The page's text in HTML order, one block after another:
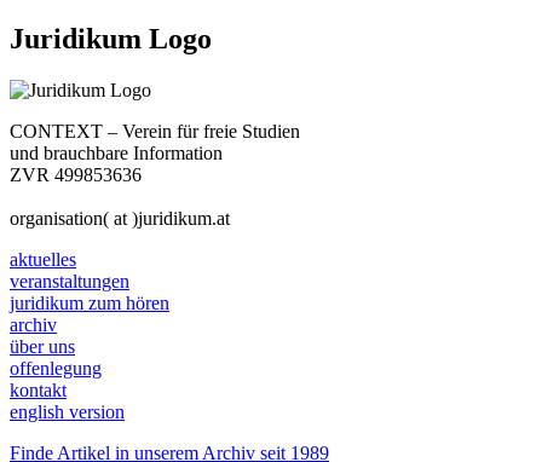
Juridikum Logo
CONTEXT – Verein für freie Studien
und brauchbare Information
ZVR 499853636
organisation( at )juridikum.at
aktuelles
veranstaltungen
juridikum zum hören
archiv
über uns
offenlegung
kontakt
english version
Finde Artikel in unserem Archiv seit 1989